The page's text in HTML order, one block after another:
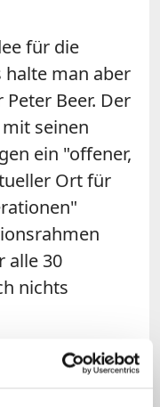
für die
halte man aber
Beer. Der
seinen
ein "offener,
Ort für
alle 30
nichts